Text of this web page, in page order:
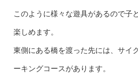
このように様々な遊具があるので子
楽しめます。
東側にある橋を渡った先には、サイ
ーキングコースがあります。